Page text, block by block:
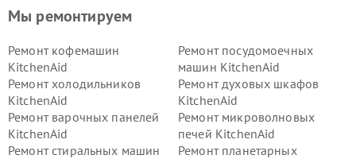
Мы ремонтируем
Ремонт кофемашин
KitchenAid
Ремонт посудомоечных
машин KitchenAid
Ремонт холодильников
KitchenAid
Ремонт духовых шкафов
KitchenAid
Ремонт варочных панелей
KitchenAid
Ремонт микроволновых
печей KitchenAid
Ремонт стиральных машин
Ремонт планетарных